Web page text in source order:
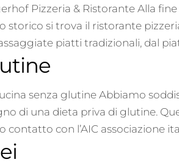
Pizzeria & Ristorante Alla
storico si trova il ristorante
piatti tradizionali, dal
senza glutine Abbiamo
di una dieta priva di glutine.
con l’AIC associazione